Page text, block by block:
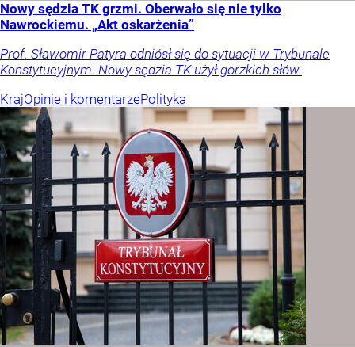
Nowy sędzia TK grzmi. Oberwało się nie tylko
Nawrockiemu. „Akt oskarżenia”
Prof. Sławomir Patyra odniósł się do sytuacji w Trybunale
Konstytucyjnym. Nowy sędzia TK użył gorzkich słów.
KrajOpinie i komentarzePolityka